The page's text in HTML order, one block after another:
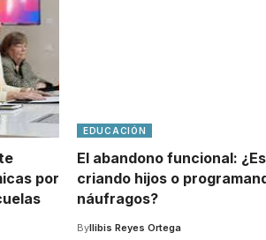
por
EDUCACIÓN
El abandono funcional:
criando hijos o
náufragos?
ByIlibis Reyes Ortega